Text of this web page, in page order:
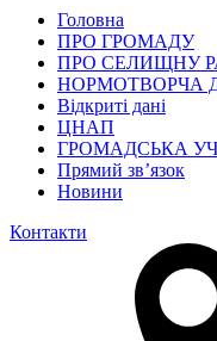
Головна
ПРО ГРОМАДУ
ПРО СЕЛИЩНУ
НОРМОТВОРЧА
Відкриті дані
ЦНАП
ГРОМАДСЬКА
Прямий зв’язок
Новини
Контакти